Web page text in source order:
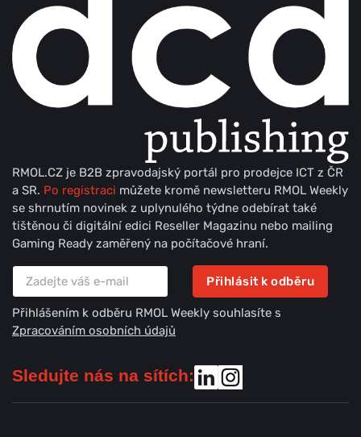
RMOL.CZ je B2B zpravodajský portál pro prodejce ICT z ČR
a SR. Po registraci můžete kromě newsletteru RMOL Weekly
se shrnutím novinek z uplynulého týdne odebírat také
tištěnou či digitální edici Reseller Magazinu nebo mailing
Gaming Ready zaměřený na počítačové hraní.
Přihlásit k odběru
Přihlášením k odběru RMOL Weekly souhlasíte s
Zpracováním osobních údajů
Sledujte nás na sítích: